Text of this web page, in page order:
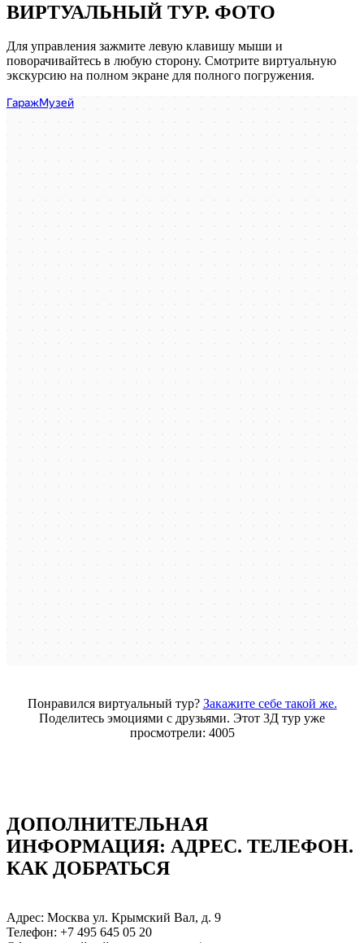
ВИРТУАЛЬНЫЙ ТУР. ФОТО
Для управления зажмите левую клавишу мыши и
поворачивайтесь в любую сторону. Смотрите виртуальную
экскурсию на полном экране для полного погружения.
Понравился виртуальный тур? Закажите себе такой же.
Поделитесь эмоциями с друзьями. Этот 3Д тур уже
просмотрели: 4005
ДОПОЛНИТЕЛЬНАЯ
ИНФОРМАЦИЯ: АДРЕC. ТЕЛЕФОН.
КАК ДОБРАТЬСЯ
Адрес: Москва ул. Крымский Вал, д. 9
Телефон: +7 495 645 05 20